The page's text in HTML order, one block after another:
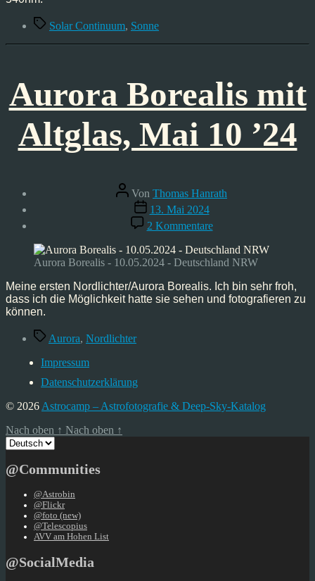
Schlagwörter
Solar Continuum, Sonne
Aurora Borealis mit
Altglas, Mai 10 ’24
Beitragsautor
Von Thomas Hanrath
Veröffentlichungsdatum
13. Mai 2024
2 Kommentarezu
Aurora
Borealis
mit
Mai
10
Aurora Borealis - 10.05.2024 - Deutschland NRW
Meine ersten Nordlichter/Aurora Borealis. Ich bin sehr froh,
dass ich die Möglichkeit hatte sie sehen und fotografieren zu
können.
Schlagwörter
Aurora, Nordlichter
Impressum
Datenschutzerklärung
© 2026 Astrocamp – Astrofotografie & Deep-Sky-Katalog
Nach oben ↑ Nach oben ↑
Sprache
auswählen
@Communities
@Astrobin
@Flickr
@foto (new)
@Telescopius
AVV am Hohen List
@SocialMedia